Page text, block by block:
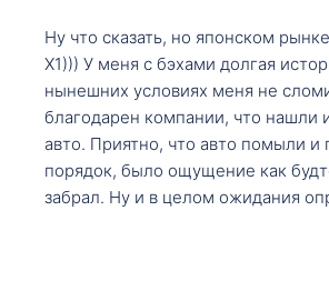
Ну что сказать, но японском
X1))) У меня с бэхами долгая
нынешних условиях меня не
благодарен компании, что нашли
авто. Приятно, что авто помыли и
порядок, было ощущение как
забрал. Ну и в целом ожидания